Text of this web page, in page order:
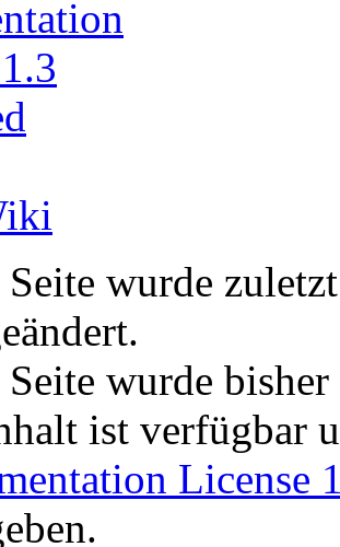
Seite wurde
Seite wurde
ist verfügbar
License